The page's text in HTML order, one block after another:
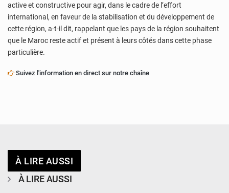
active et constructive pour agir, dans le cadre de l’effort
international, en faveur de la stabilisation et du développement de
cette région, a-t-il dit, rappelant que les pays de la région souhaitent
que le Maroc reste actif et présent à leurs côtés dans cette phase
particulière.
Suivez l'information en direct sur notre chaîne
À LIRE AUSSI
À LIRE AUSSI